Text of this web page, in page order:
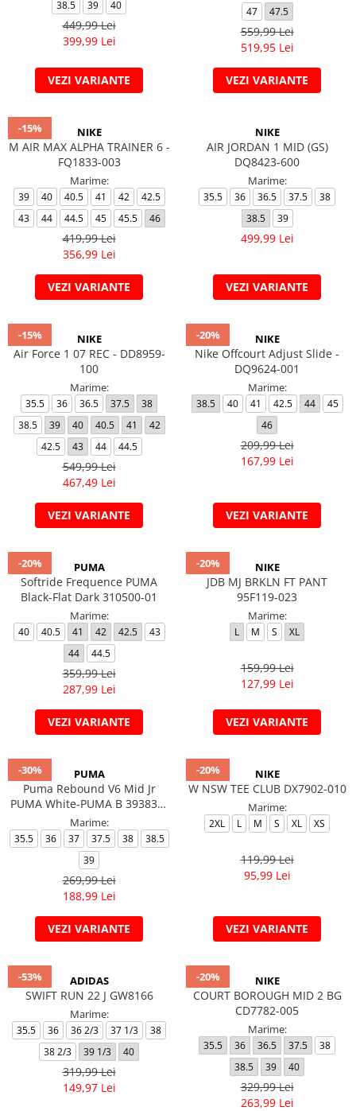
Pantaloni
Pantaloni scurți
Rochii/Fuste
Treninguri
Tricouri
Treninguri38.5
39 40
449,99 Lei
399,99 Lei
VEZI VARIANTE
47
47.5
559,99 Lei
519,95 Lei
VEZI VARIANTE
-15% NIKE
M AIR MAX ALPHA TRAINER 6 -
FQ1833-003
Marime:
39 40 40.5 41 42
42.5
43
44 44.5 45 45.5 46
419,99 Lei
356,99 Lei
VEZI VARIANTE
NIKE
AIR JORDAN 1 MID (GS)
DQ8423-600
Marime:
35.5 36 36.5 37.5
38
38.5
39
499,99 Lei
VEZI VARIANTE
-15% NIKE
Air Force 1 07 REC - DD8959-
100
Marime:
35.5 36 36.5 37.5
38
38.5
39 40 40.5 41
42
42.5
43 44 44.5
549,99 Lei
467,49 Lei
VEZI VARIANTE
-20% NIKE
Nike Offcourt Adjust Slide -
DQ9624-001
Marime:
38.5 40 41 42.5 44
45
46
209,99 Lei
167,99 Lei
VEZI VARIANTE
-20% PUMA
Softride Frequence PUMA
Black-Flat Dark 310500-01
Marime:
40 40.5 41 42 42.5
43
44
44.5
359,99 Lei
287,99 Lei
VEZI VARIANTE
-20% NIKE
JDB MJ BRKLN FT PANT
95F119-023
Marime:
L M S XL
159,99 Lei
127,99 Lei
VEZI VARIANTE
-30% PUMA
Puma Rebound V6 Mid Jr
PUMA White-PUMA B 393831-
01
Marime:
35.5 36 37 37.5 38
38.5
39
269,99 Lei
188,99 Lei
VEZI VARIANTE
-20% NIKE
W NSW TEE CLUB DX7902-010
Marime:
2XL L M S XL XS
119,99 Lei
95,99 Lei
VEZI VARIANTE
-53% ADIDAS
SWIFT RUN 22 J GW8166
Marime:
35.5 36 36 2/3 37 1/3
38
38 2/3
39 1/3 40
319,99 Lei
149,97 Lei
-20% NIKE
COURT BOROUGH MID 2 BG
CD7782-005
Marime:
35.5 36 36.5 37.5
38
38.5
39 40
329,99 Lei
263,99 Lei